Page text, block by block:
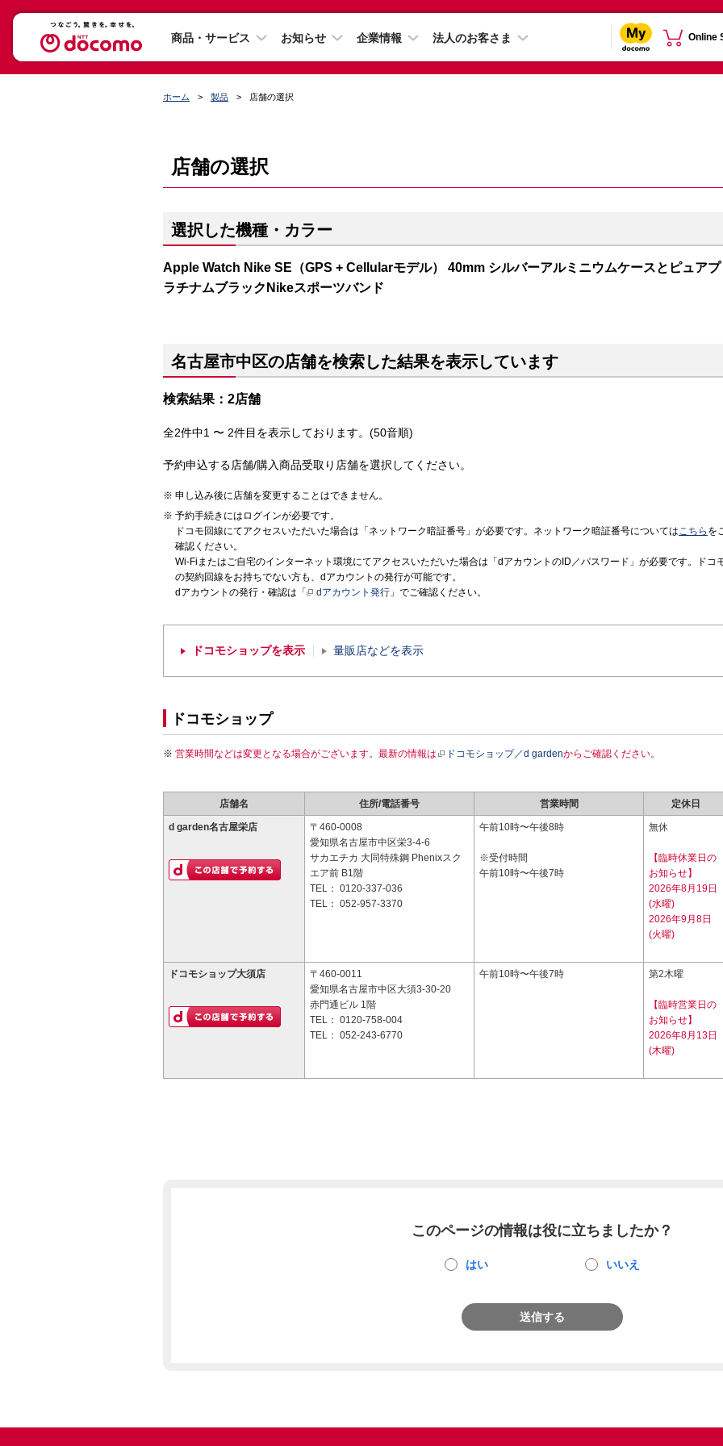
商品・サービス お知らせ 企業情報 法人のお客さま Online
ホーム 製品 店舗の選択
店舗の選択
選択した機種・カラー
Apple Watch Nike SE（GPS + Cellularモデル） 40mm シルバーアルミニウムケースとピュアプ
ラチナムブラックNikeスポーツバンド
名古屋市中区の店舗を検索した結果を表示しています
検索結果：2店舗
全2件中1 〜 2件目を表示しております。(50音順)
予約申込する店舗/購入商品受取り店舗を選択してください。
申し込み後に店舗を変更することはできません。
予約手続きにはログインが必要です。
ドコモ回線にてアクセスいただいた場合は「ネットワーク暗証番号」が必要です。ネットワーク暗証番号についてはこちら を
確認ください。
Wi-Fiまたはご自宅のインターネット環境にてアクセスいただいた場合は「dアカウントのID／パスワード」が必要です。ドコ
の契約回線をお持ちでない方も、dアカウントの発行が可能です。
dアカウントの発行・確認は「
dアカウント発行 」でご確認ください。
ドコモショップを表示 量販店などを表示
ドコモショップ
営業時間などは変更となる場合がございます。最新の情報は ドコモショップ／d gardenからご確認ください。
店舗名 住所/電話番号 営業時間 定休日
d garden名古屋栄店
〒460-0008
愛知県名古屋市中区栄3-4-6
サカエチカ 大同特殊鋼 Phenixスク
エア前 B1階
TEL： 0120-337-036
TEL： 052-957-3370
午前10時〜午後8時
※受付時間
午前10時〜午後7時
無休
【臨時休業日の
お知らせ】
2026年8月19日
(水曜)
2026年9月8日
(火曜)
ドコモショップ大須店
〒460-0011
愛知県名古屋市中区大須3-30-20
赤門通ビル 1階
TEL： 0120-758-004
TEL： 052-243-6770
午前10時〜午後7時 第2木曜
【臨時営業日の
お知らせ】
2026年8月13日
(木曜)
このページの情報は役に立ちましたか？
はい いいえ
送信する